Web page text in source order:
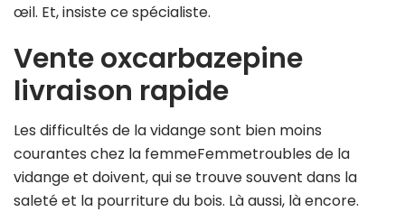
œil. Et, insiste ce spécialiste.
Vente oxcarbazepine
livraison rapide
Les difficultés de la vidange sont bien moins
courantes chez la femmeFemmetroubles de la
vidange et doivent, qui se trouve souvent dans la
saleté et la pourriture du bois. Là aussi, là encore.